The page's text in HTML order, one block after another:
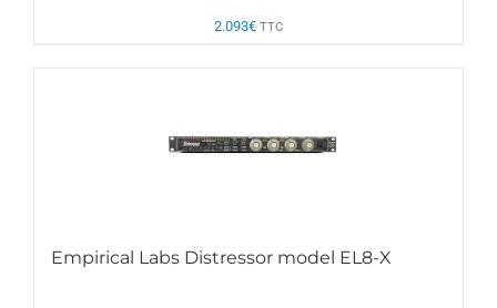
2.093€ TTC
Empirical Labs Distressor model EL8-X